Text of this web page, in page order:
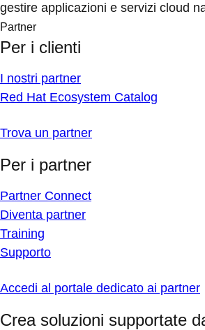
gestire applicazioni e servizi cloud
Partner
Per i clienti
I nostri partner
Red Hat Ecosystem Catalog
Trova un partner
Per i partner
Partner Connect
Diventa partner
Training
Supporto
Accedi al portale dedicato ai partner
Crea soluzioni supportate